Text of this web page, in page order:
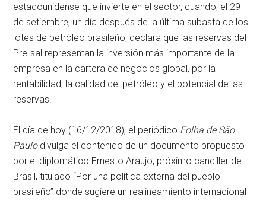
estadounidense que invierte en el sector, cuando, el 29
de setiembre, un día después de la última subasta de los
lotes de petróleo brasileño, declara que las reservas del
Pre-sal representan la inversión más importante de la
empresa en la cartera de negocios global, por la
rentabilidad, la calidad del petróleo y el potencial de las
reservas.
El día de hoy (16/12/2018), el periódico Folha de São
Paulodivulga el contenido de un documento propuesto
por el diplomático Ernesto Araujo, próximo canciller de
Brasil, titulado “Por una política externa del pueblo
brasileño” donde sugiere un realineamiento internacional